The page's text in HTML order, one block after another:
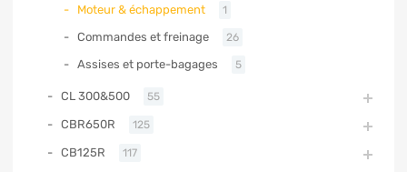
Moteur & échappement 1
Commandes et freinage 26
Assises et porte-bagages 5
CL 300&500 55
CBR650R 125
CB125R 117